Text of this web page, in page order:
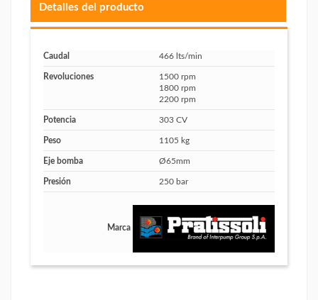
Detalles del producto
Caudal 466 lts/min
Revoluciones
1500 rpm
1800 rpm
2200 rpm
Potencia 303 CV
Peso 1105 kg
Eje bomba Ø65mm
Presión 250 bar
Marca